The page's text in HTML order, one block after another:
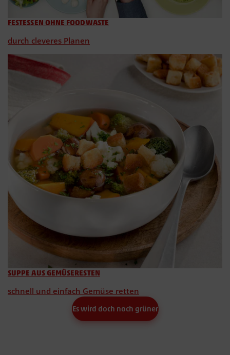
FESTESSEN OHNE FOODWASTE
durch cleveres Planen
SUPPE AUS GEMÜSERESTEN
schnell und einfach Gemüse retten
Es wird doch noch grüner